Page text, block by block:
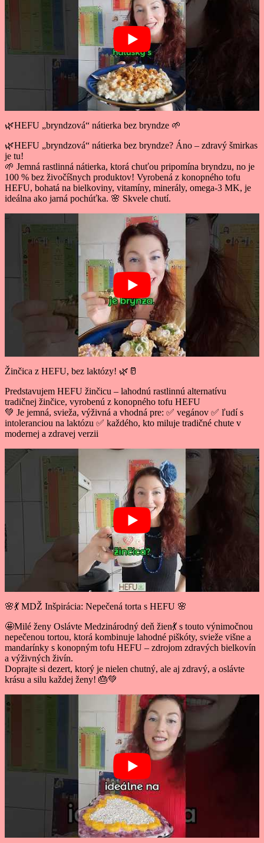
🌿HEFU „bryndzová“ nátierka bez bryndze 🌱
🌿HEFU „bryndzová“ nátierka bez bryndze? Áno – zdravý šmirkas
je tu!
🌱 Jemná rastlinná nátierka, ktorá chuťou pripomína bryndzu, no je
100 % bez živočíšnych produktov! Vyrobená z konopného tofu
HEFU, bohatá na bielkoviny, vitamíny, minerály, omega-3 MK, je
ideálna ako jarná pochúťka. 🌸 Skvele chutí.
Žinčica z HEFU, bez laktózy! 🌿🥛
Predstavujem HEFU žinčicu – lahodnú rastlinnú alternatívu
tradičnej žinčice, vyrobenú z konopného tofu HEFU
💚 Je jemná, svieža, výživná a vhodná pre: ✅ vegánov ✅ ľudí s
intoleranciou na laktózu ✅ každého, kto miluje tradičné chute v
modernej a zdravej verzii
🌸💃 MDŽ Inšpirácia: Nepečená torta s HEFU 🌸
🤩Milé ženy Oslávte Medzinárodný deň žien💃 s touto výnimočnou
nepečenou tortou, ktorá kombinuje lahodné piškóty, svieže višne a
mandarínky s konopným tofu HEFU – zdrojom zdravých bielkovín
a výživných živín.
Doprajte si dezert, ktorý je nielen chutný, ale aj zdravý, a oslávte
krásu a silu každej ženy! 🎂💚